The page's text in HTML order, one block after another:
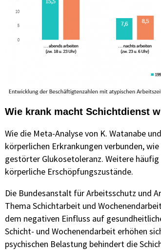
Wie krank macht Schichtdienst
Wie die Meta-Analyse von K. Watanabe
körperlichen Erkrankungen verbunden,
gestörter Glukosetoleranz. Weitere
körperliche Erschöpfungszustände.
Die Bundesanstalt für Arbeitsschutz und
Thema Schichtarbeit und
dem negativen Einfluss auf
Schicht- und Wochenendarbeit erhöhen
psychischen Belastung behindert die